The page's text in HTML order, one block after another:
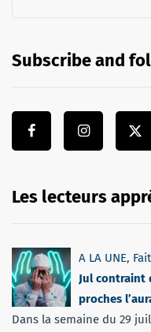
Subscribe and
Les lecteurs
A LA UNE,
Jul contraint
proches
Dans la semaine du 29